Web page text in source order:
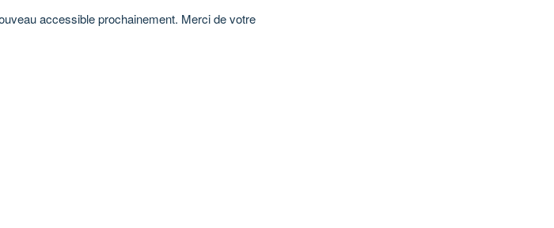
accessible prochainement. Merci de votre